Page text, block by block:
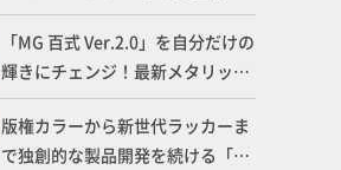
造形で登場！気になる仕様を試作
品の撮り下ろしでご紹介!!さらに
「大鉄人17」＆「ワンエイト」セ
ット情報もお届け！【超合金の
魂】
「MG 百式 Ver.2.0」を自分だけの
輝きにチェンジ！最新メタリック
塗料を使ってより金属感を増した
仕上がりに!!【試し読み】
版権カラーから新世代ラッカーま
で独創的な製品開発を続ける「ガ